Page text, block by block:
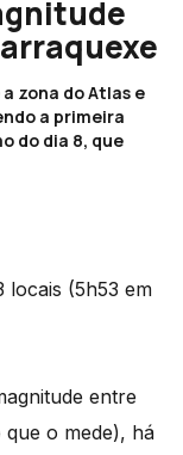
zona do Atlas e
a primeira
do dia 8, que
locais (5h53 em
entre
o mede), há